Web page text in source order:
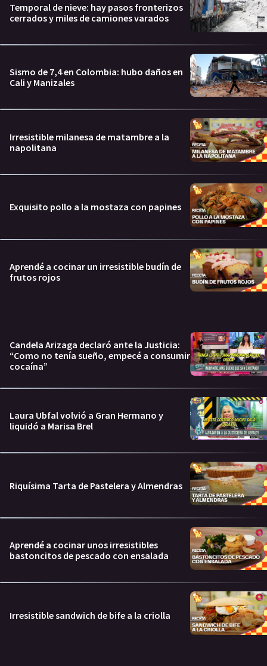
Temporal de nieve: hay pasos fronterizos
cerrados y miles de camiones varados
Sismo de 7,4 en Colombia: hubo daños en
Cali y Manizales
Irresistible milanesa de matambre a la
napolitana
Exquisito pollo a la mostaza con papines
Aprendé a cocinar un irresistible budín de
frutos rojos
Candela Arizaga declaró ante la Justicia:
“Como no tenía sueño, empecé a consumir
cocaína”
Laura Ubfal volvió a Gran Hermano y
liquidó a Marisa Brel
Riquísima Tarta de Pastelera y Almendras
Aprendé a cocinar unos irresistibles
bastoncitos de pescado con ensalada
Irresistible sandwich de bife a la criolla